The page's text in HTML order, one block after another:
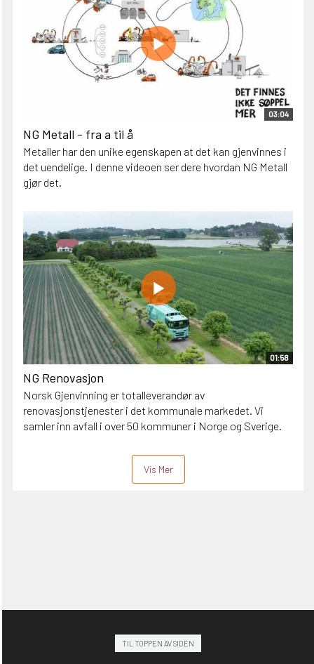
03:04
NG Metall - fra a til å
Metaller har den unike egenskapen at det kan gjenvinnes i
det uendelige. I denne videoen ser dere hvordan NG Metall
gjør det.
01:58
NG Renovasjon
Norsk Gjenvinning er totalleverandør av
renovasjonstjenester i det kommunale markedet. Vi
samler inn avfall i over 50 kommuner i Norge og Sverige.
Vis Mer
TIL TOPPEN AV SIDEN